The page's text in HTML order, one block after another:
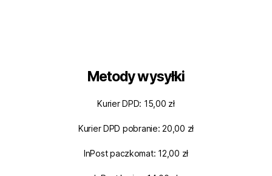
Metody wysyłki
Kurier DPD: 15,00 zł
Kurier DPD pobranie: 20,00 zł
InPost paczkomat: 12,00 zł